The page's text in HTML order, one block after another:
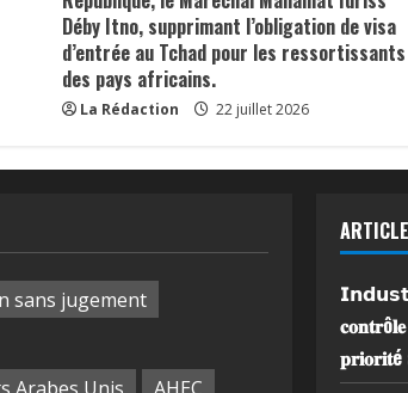
Déby Itno, supprimant l’obligation de visa
d’entrée au Tchad pour les ressortissants
des pays africains.
La Rédaction 22 juillet 2026
sans jugement